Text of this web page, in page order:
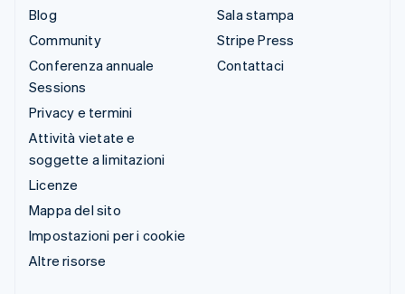
Blog
Community
Conferenza annuale
Sessions
Privacy e termini
Attività vietate e
soggette a limitazioni
Licenze
Mappa del sito
Impostazioni per i cookie
Altre risorse
Sala stampa
Stripe Press
Contattaci